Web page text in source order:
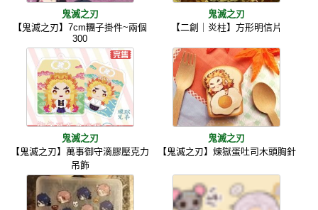
鬼滅之刃
【鬼滅之刃】7cm糰子掛件~兩個
300
鬼滅之刃
【二創｜炎柱】方形明信片
鬼滅之刃
【鬼滅之刃】萬事御守滴膠壓克力
吊飾
鬼滅之刃
【鬼滅之刃】煉獄蛋吐司木頭胸針